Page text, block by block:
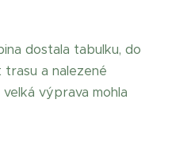
dostala tabulku, do
a nalezené
výprava mohla